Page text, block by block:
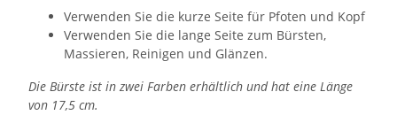
Verwenden Sie die kurze Seite für Pfoten und Kopf
Verwenden Sie die lange Seite zum Bürsten,
Massieren, Reinigen und Glänzen.
Die Bürste ist in zwei Farben erhältlich und hat eine Länge
von 17,5 cm.